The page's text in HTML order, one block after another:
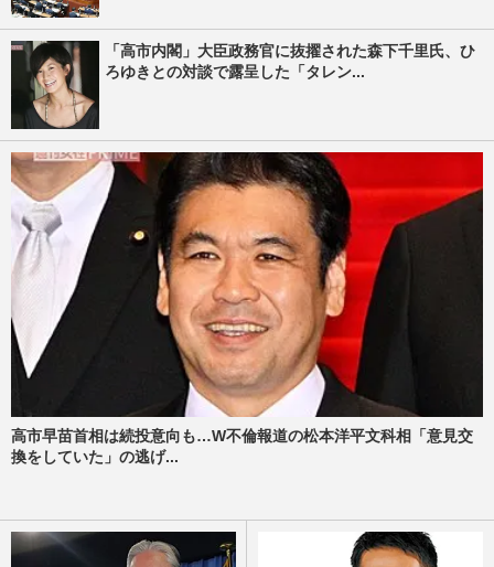
「高市内閣」大臣政務官に抜擢された森下千里氏、ひ
ろゆきとの対談で露呈した「タレン...
高市早苗首相は続投意向も…W不倫報道の松本洋平文科相「意見交
換をしていた」の逃げ...